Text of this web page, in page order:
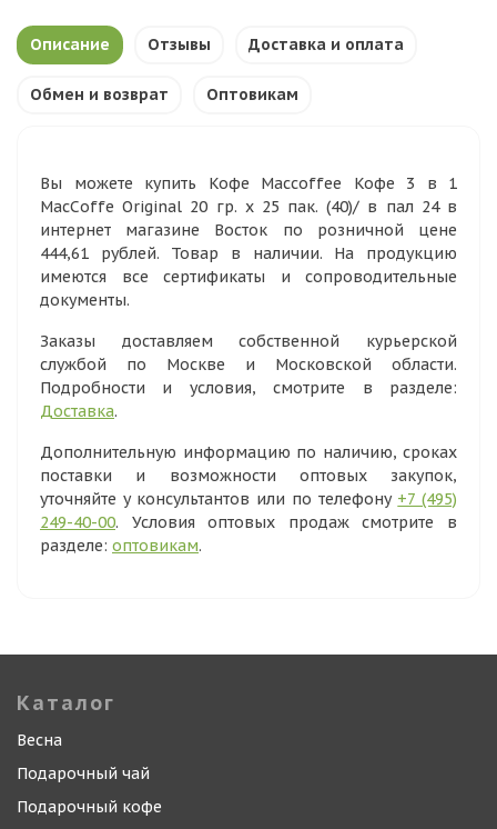
Описание Отзывы Доставка и оплата
Обмен и возврат Оптовикам
Вы можете купить Кофе Maccoffee Кофе 3 в 1
MacCoffe Original 20 гр. х 25 пак. (40)/ в пал 24 в
интернет магазине Восток по розничной цене
444,61 рублей. Товар в наличии. На продукцию
имеются все сертификаты и сопроводительные
документы.
Заказы доставляем собственной курьерской
службой по Москве и Московской области.
Подробности и условия, смотрите в разделе:
Доставка.
Дополнительную информацию по наличию, сроках
поставки и возможности оптовых закупок,
уточняйте у консультантов или по телефону +7 (495)
249-40-00. Условия оптовых продаж смотрите в
разделе: оптовикам.
Каталог
Весна
Подарочный чай
Подарочный кофе